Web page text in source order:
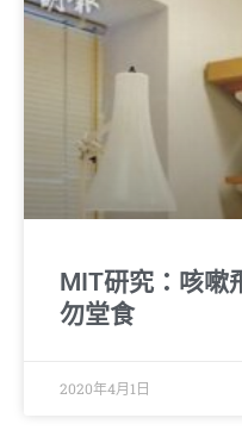
MIT研究：咳嗽
勿堂食
2020年4月1日